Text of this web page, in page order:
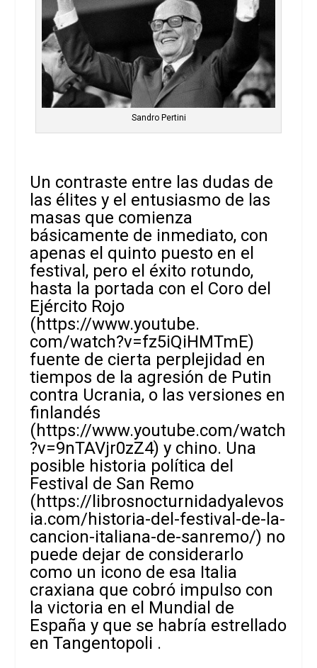
Sandro Pertini
Un contraste entre las dudas de
las élites y el entusiasmo de las
masas que comienza
básicamente de inmediato, con
apenas el quinto puesto en el
festival, pero el éxito rotundo,
hasta la portada con el Coro del
Ejército Rojo
(https://www.youtube.
com/watch?v=fz5iQiHMTmE)
fuente de cierta perplejidad en
tiempos de la agresión de Putin
contra Ucrania, o las versiones en
finlandés
(https://www.youtube.com/watch
?v=9nTAVjr0zZ4) y chino. Una
posible historia política del
Festival de San Remo
(https://librosnocturnidadyalevos
ia.com/historia-del-festival-de-la-
cancion-italiana-de-sanremo/) no
puede dejar de considerarlo
como un icono de esa Italia
craxiana que cobró impulso con
la victoria en el Mundial de
España y que se habría estrellado
en Tangentopoli .